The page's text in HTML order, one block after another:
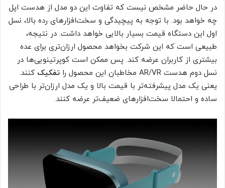
در حال حاضر مشخص نیست که تفاوت این دو مدل از هدست اپل
چه خواهد بود. با توجه به پیچیدگی و سخت‌افزارهای رده بالا، نسل
اول این دستگاه قیمت بسیار بالایی خواهد داشت. در نتیجه،
طبیعی است که این شرکت بخواهد محصول ارزان‌تری برای عده
بیشتری از کاربران عرضه کند. پس ممکن است کوپرتینویی‌ها در
نسل دوم هدست AR/VR مخاطبان این محصول را
تفکیک کنند.
یعنی یک مدل پیشرفته‌تر با قیمت بالا و یک مدل ارزان‌تر با طراحی
ساده و احتمالا سخت‌افزارهای ضعیف‌تر عرضه کنند.